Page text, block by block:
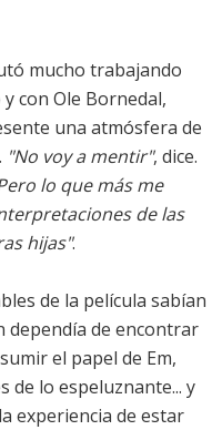
mucho trabajando
con Ole Bornedal,
una atmósfera de
"No voy a mentir", dice.
lo que más me
de las
hijas".
de la película sabían
dependía de encontrar
el papel de Em,
de lo espeluznante... y
experiencia de estar